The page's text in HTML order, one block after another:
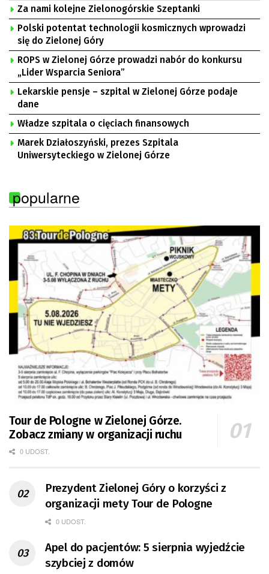
Za nami kolejne Zielonogórskie Szeptanki
Polski potentat technologii kosmicznych wprowadzi
się do Zielonej Góry
ROPS w Zielonej Górze prowadzi nabór do konkursu
„Lider Wsparcia Seniora”
Lekarskie pensje – szpital w Zielonej Górze podaje
dane
Władze szpitala o cięciach finansowych
Marek Działoszyński, prezes Szpitala
Uniwersyteckiego w Zielonej Górze
popularne
Tour de Pologne w Zielonej Górze.
Zobacz zmiany w organizacji ruchu
0 UDOST.
Prezydent Zielonej Góry o korzyści z
organizacji mety Tour de Pologne
0 UDOST.
Apel do pacjentów: 5 sierpnia wyjedźcie
szybciej z domów